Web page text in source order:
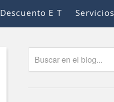
Servicios
Descuento E T